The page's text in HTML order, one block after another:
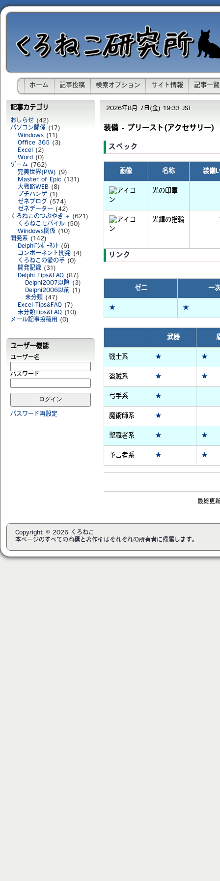
ホーム 記事投稿 検索オプション サイト情報 記事一覧
記事カテゴリ
おしらせ (42)
パソコン関係 (17)
Windows (11)
Office 365 (3)
Excel (2)
Word (0)
ゲーム (762)
完美世界(PW) (9)
Master of Epic (131)
大戦略WEB (8)
プチハンゲ (1)
ゼネブログ
(574)
ゼネデーター (42)
くろねこのつぶやき + (621)
くろねこモバイル (50)
Windows関係 (10)
開発系 (142)
Delphiｺﾝﾎﾟｰﾈﾝﾄ (6)
コンポーネント開発 (4)
くろねこの愛の手 (0)
開発記録 (31)
Delphi Tips&FAQ (87)
Delphi2007以降 (3)
Delphi2006以前 (1)
未分類 (47)
Excel Tips&FAQ (7)
未分類Tips&FAQ (10)
メール記事投稿用
(0)
ユーザー機能
ユーザー名
パスワード
パスワード再設定
2026年8月 7日(金) 19:33 JST
装備 - プリースト(アクセサリー)
スペック
画像 名称 装備
光の印章
光輝の指輪
リンク
ゼニ 一
★ ★
武器
戦士系 ★ ★
盗賊系 ★ ★
弓手系 ★
魔術師系 ★
聖職者系 ★ ★
予言者系 ★ ★
最終更
Copyright © 2026 くろねこ
本ページのすべての商標と著作権はそれぞれの所有者に帰属します。